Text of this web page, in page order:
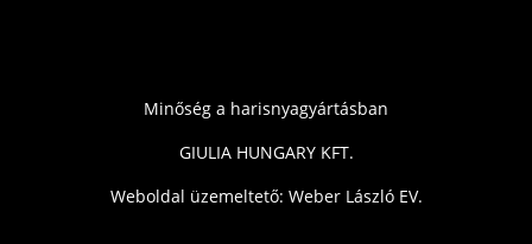
Minőség a harisnyagyártásban
GIULIA HUNGARY KFT.
Weboldal üzemeltető: Weber László EV.